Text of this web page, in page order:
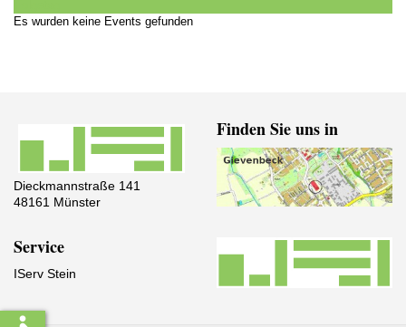
Es wurden keine Events gefunden
Dieckmannstraße 141
48161 Münster
Finden Sie uns in
Service
IServ Stein